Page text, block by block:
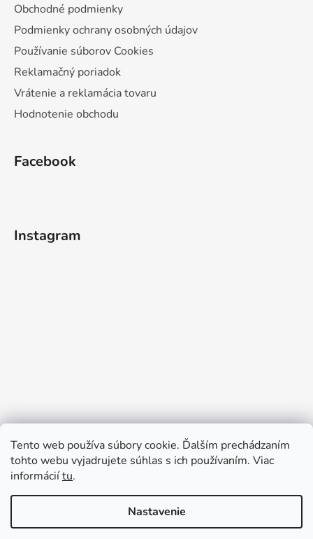
Tento web používa súbory cookie. Ďalším prechádzaním
tohto webu vyjadrujete súhlas s ich používaním. Viac
informáciítu.
Nastavenie
Obchodné podmienky
Podmienky ochrany osobných údajov
Používanie súborov Cookies
Reklamačný poriadok
Vrátenie a reklamácia tovaru
Hodnotenie obchodu
Facebook
Instagram